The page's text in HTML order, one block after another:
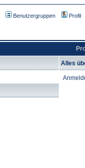
Benutzergruppen Profil
Alles